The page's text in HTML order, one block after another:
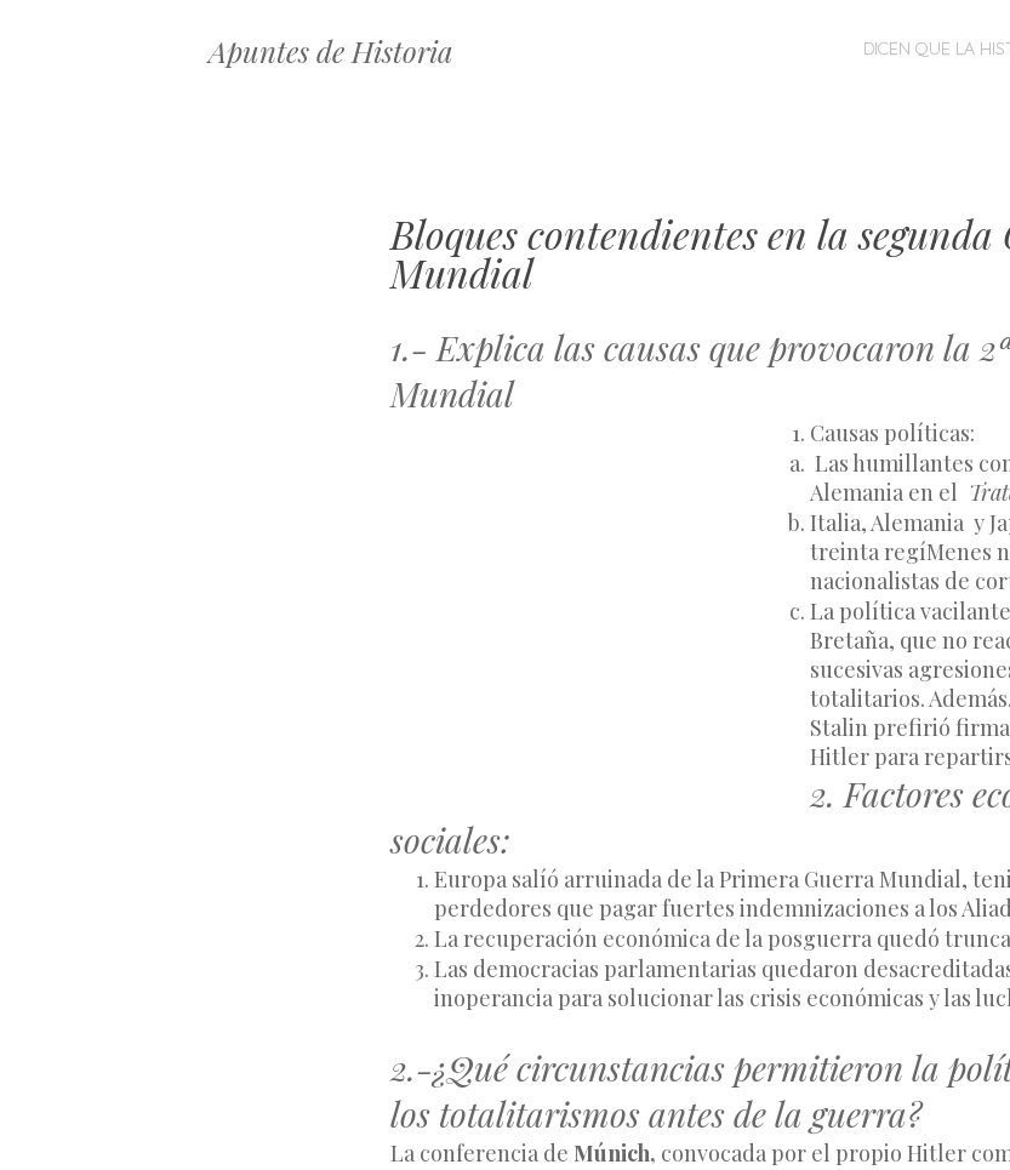
Apuntes de Historia MENÚ
SALTARDICEN QUE LA
Bloques contendientes en la segunda
Mundial
1.- Explica las causas que provocaron la
Mundial
Causas políticas:
Alemania en el
Italia, Alemania  y
treinta regíMenes
nacionalistas de
La política
Bretaña, que no
sucesivas
totalitarios.
Stalin prefirió
Hitler para
2. Factores
sociales:
Europa salíó arruinada de la Primera Guerra Mundial,
perdedores que pagar fuertes indemnizaciones a los
La recuperación económica de la posguerra quedó
Las democracias parlamentarias quedaron
inoperancia para solucionar las crisis económicas y las
2.-¿Qué circunstancias permitieron la
los totalitarismos antes de la guerra?
La conferencia de Múnich, convocada por el propio Hitler